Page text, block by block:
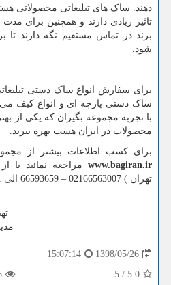
دهند. ساک های تبلیغاتی محصولاتی
تاثیر زیادی دارند و همچنین برای
برند در تماس مستقیم نگه دارند تا
شود.
برای سفارش انواع ساک دستی
ساک دستی پارچه ای و انواع کیف می
با تجربه مجموعه بگیران که یکی از
محصولات در ایران هست بهره ببرید.
برای کسب اطلاعات بیشتر از
www.bagiran.ir مراجعه نمائید
تهران ) 02166563007 – 66593659 الی 61 – 66903053
1398/05/26
15:07:14
5.0
/
5